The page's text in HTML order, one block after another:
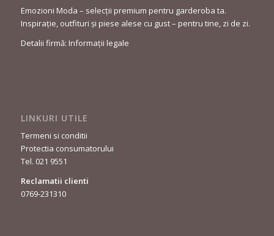
Emozioni Moda – selecții premium pentru garderoba ta.
Inspirație, outfituri și piese alese cu gust – pentru tine, zi de zi.
Detalii firmă: Informații legale
LINKURI UTILE
Termeni si conditii
Protectia consumatorului
Tel. 021 9551
Reclamatii clienti
0769-231310